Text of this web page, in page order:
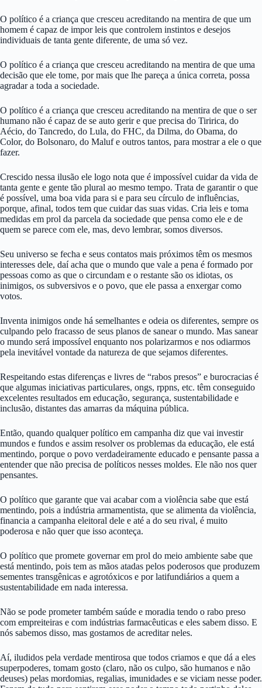
O político é a criança que cresceu acreditando na mentira de que um
homem é capaz de impor leis que controlem instintos e desejos
individuais de tanta gente diferente, de uma só vez.
O político é a criança que cresceu acreditando na mentira de que uma
decisão que ele tome, por mais que lhe pareça a única correta, possa
agradar a toda a sociedade.
O político é a criança que cresceu acreditando na mentira de que o ser
humano não é capaz de se auto gerir e que precisa do Tiririca, do
Aécio, do Tancredo, do Lula, do FHC, da Dilma, do Obama, do
Color, do Bolsonaro, do Maluf e outros tantos, para mostrar a ele o que
fazer.
Crescido nessa ilusão ele logo nota que é impossível cuidar da vida de
tanta gente e gente tão plural ao mesmo tempo. Trata de garantir o que
é possível, uma boa vida para si e para seu círculo de influências,
porque, afinal, todos tem que cuidar das suas vidas. Cria leis e toma
medidas em prol da parcela da sociedade que pensa como ele e de
quem se parece com ele, mas, devo lembrar, somos diversos.
Seu universo se fecha e seus contatos mais próximos têm os mesmos
interesses dele, daí acha que o mundo que vale a pena é formado por
pessoas como as que o circundam e o restante são os idiotas, os
inimigos, os subversivos e o povo, que ele passa a enxergar como
votos.
Inventa inimigos onde há semelhantes e odeia os diferentes, sempre os
culpando pelo fracasso de seus planos de sanear o mundo. Mas sanear
o mundo será impossível enquanto nos polarizarmos e nos odiarmos
pela inevitável vontade da natureza de que sejamos diferentes.
Respeitando estas diferenças e livres de “rabos presos” e burocracias é
que algumas iniciativas particulares, ongs, rppns, etc. têm conseguido
excelentes resultados em educação, segurança, sustentabilidade e
inclusão, distantes das amarras da máquina pública.
Então, quando qualquer político em campanha diz que vai investir
mundos e fundos e assim resolver os problemas da educação, ele está
mentindo, porque o povo verdadeiramente educado e pensante passa a
entender que não precisa de políticos nesses moldes. Ele não nos quer
pensantes.
O político que garante que vai acabar com a violência sabe que está
mentindo, pois a indústria armamentista, que se alimenta da violência,
financia a campanha eleitoral dele e até a do seu rival, é muito
poderosa e não quer que isso aconteça.
O político que promete governar em prol do meio ambiente sabe que
está mentindo, pois tem as mãos atadas pelos poderosos que produzem
sementes transgênicas e agrotóxicos e por latifundiários a quem a
sustentabilidade em nada interessa.
Não se pode prometer também saúde e moradia tendo o rabo preso
com empreiteiras e com indústrias farmacêuticas e eles sabem disso. E
nós sabemos disso, mas gostamos de acreditar neles.
Aí, iludidos pela verdade mentirosa que todos criamos e que dá a eles
superpoderes, tomam gosto (claro, não os culpo, são humanos e não
deuses) pelas mordomias, regalias, imunidades e se viciam nesse poder.